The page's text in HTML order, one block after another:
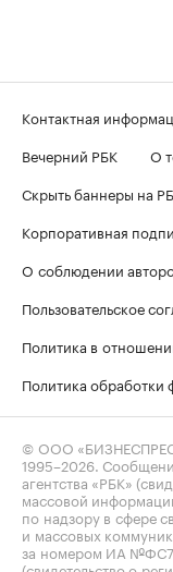
Контактная
Вечерний РБК
О
Скрыть баннеры на
Корпоративная
О соблюдении
Пользовательское
Политика в
Политика обработки
© ООО
1995–2026 .
агентства «РБК»
массовой
по надзору в сфере
и массовых
за номером ИА